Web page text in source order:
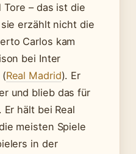
Tore – das ist die
erzählt nicht die
Carlos kam
bei Inter
(Real Madrid). Er
und blieb das für
hält bei Real
meisten Spiele
in der